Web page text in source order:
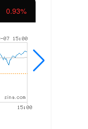
1.01%